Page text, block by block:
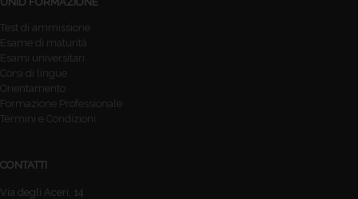
Test di ammissione
Esame di maturità
Esami universitari
Corsi di lingue
Orientamento
Formazione Professionale
Termini e Condizioni
CONTATTI
Via degli Aceri, 14